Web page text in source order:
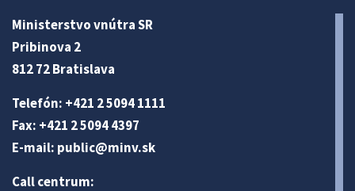
Ministerstvo vnútra SR
Pribinova 2
812 72 Bratislava
Telefón: +421 2 5094 1111
Fax: +421 2 5094 4397
E-mail: public@minv.sk
Call centrum: